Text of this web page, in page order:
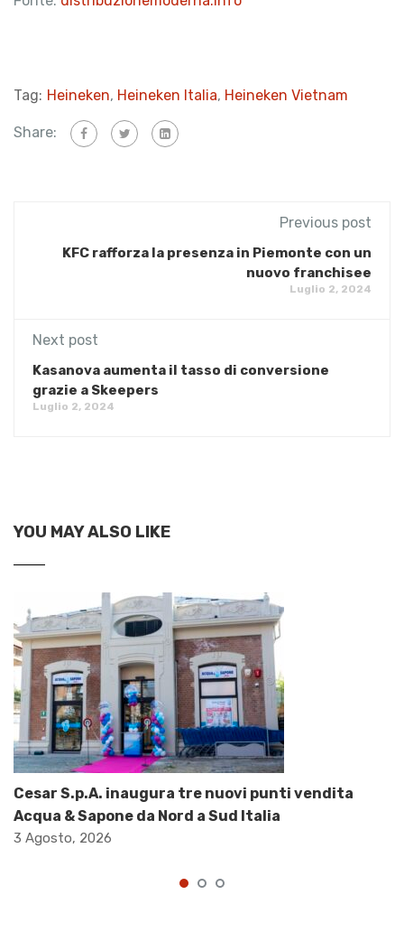
Tag: Heineken, Heineken Italia, Heineken Vietnam
Share:
Previous post
KFC rafforza la presenza in Piemonte con un
nuovo franchisee
Luglio 2, 2024
Next post
Kasanova aumenta il tasso di conversione
grazie a Skeepers
Luglio 2, 2024
YOU MAY ALSO LIKE
Cesar S.p.A. inaugura tre nuovi punti vendita
Acqua & Sapone da Nord a Sud Italia
3 Agosto, 2026